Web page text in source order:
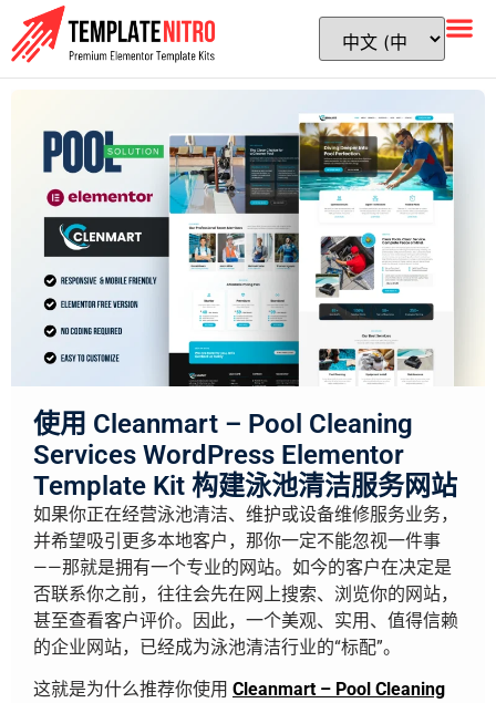
使用 Cleanmart – Pool Cleaning
Services WordPress Elementor
Template Kit 构建泳池清洁服务网站
如果你正在经营泳池清洁、维护或设备维修服务业务，
并希望吸引更多本地客户，那你一定不能忽视一件事
——那就是拥有一个专业的网站。如今的客户在决定是
否联系你之前，往往会先在网上搜索、浏览你的网站，
甚至查看客户评价。因此，一个美观、实用、值得信赖
的企业网站，已经成为泳池清洁行业的“标配”。
这就是为什么推荐你使用 Cleanmart – Pool Cleaning